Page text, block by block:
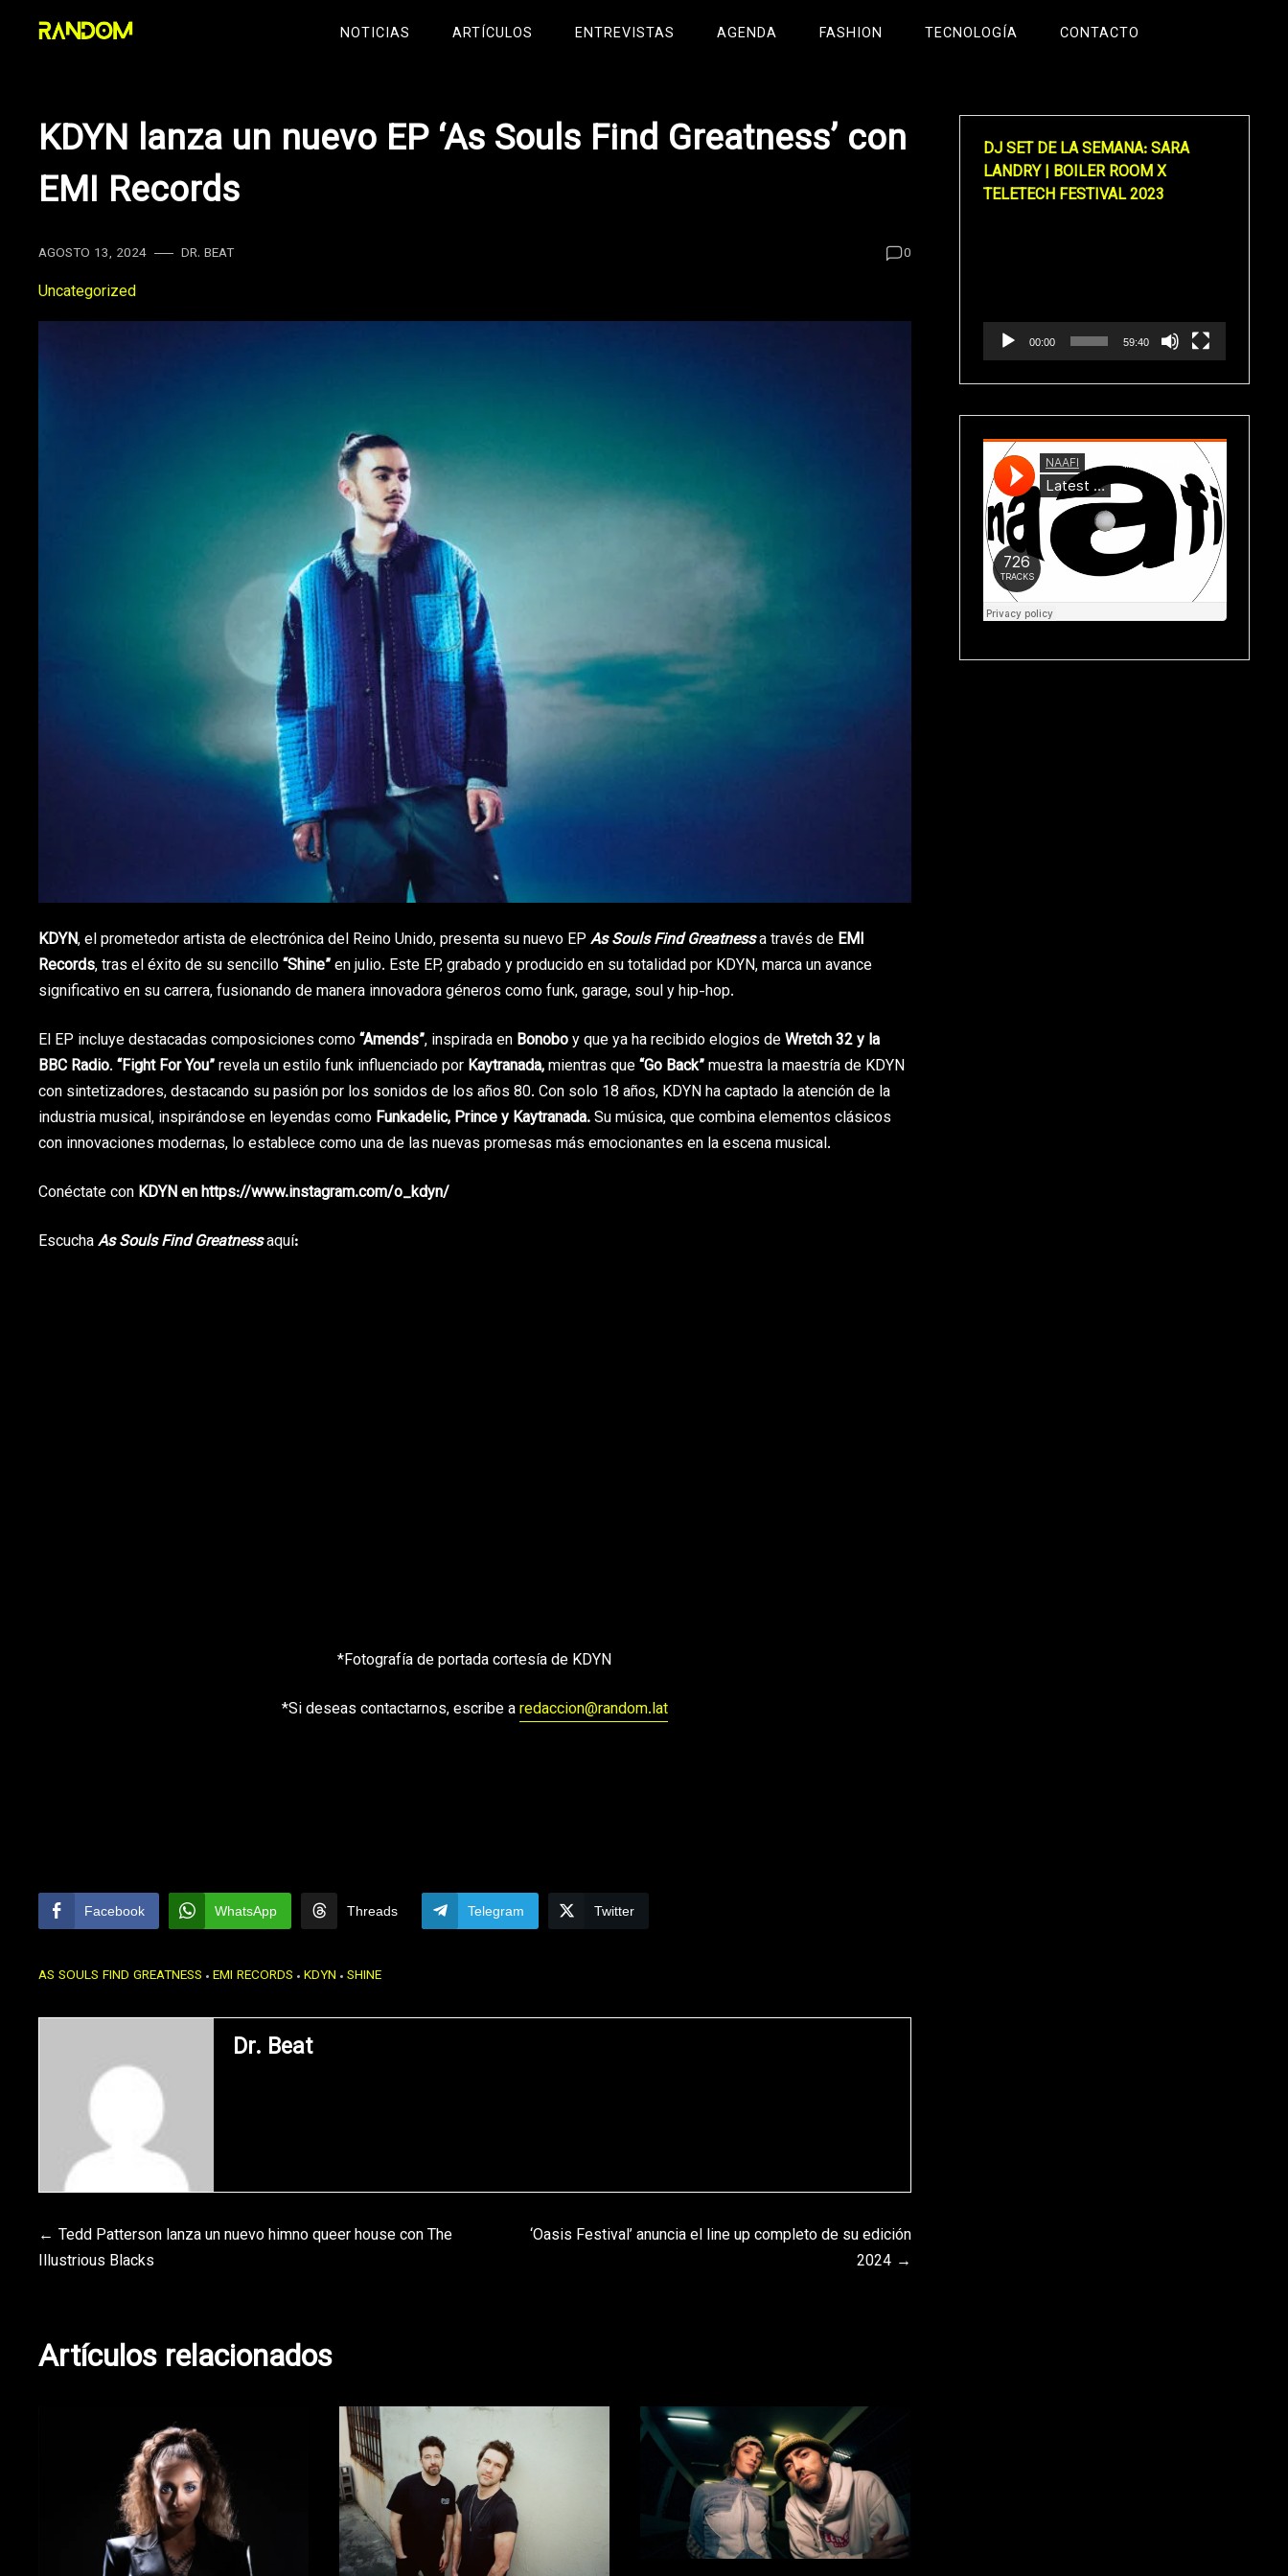
NOTICIAS ARTÍCULOS ENTREVISTAS AGENDA FASHION TECNOLOGÍA CONTACTO
KDYN lanza un nuevo EP ‘As Souls Find Greatness’ con
EMI Records
AGOSTO 13, 2024 DR. BEAT 0
Uncategorized
KDYN, el prometedor artista de electrónica del Reino Unido, presenta su nuevo EP As Souls Find Greatnessa través de EMI
Records, tras el éxito de su sencillo“Shine”en julio. Este EP, grabado y producido en su totalidad por KDYN, marca un avance
significativo en su carrera, fusionando de manera innovadora géneros como funk, garage, soul y hip-hop.
El EP incluye destacadas composiciones como“Amends”, inspirada en Bonoboy que ya ha recibido elogios deWretch 32 y la
BBC Radio. “Fight For You”revela un estilo funk influenciado por Kaytranada,mientras que“Go Back”muestra la maestría de KDYN
con sintetizadores, destacando su pasión por los sonidos de los años 80. Con solo 18 años, KDYN ha captado la atención de la
industria musical, inspirándose en leyendas como Funkadelic, Prince y Kaytranada.Su música, que combina elementos clásicos
con innovaciones modernas, lo establece como una de las nuevas promesas más emocionantes en la escena musical.
Conéctate con KDYN en https://www.instagram.com/o_kdyn/
EscuchaAs Souls Find Greatnessaquí:
*Fotografía de portada cortesía de KDYN
*Si deseas contactarnos, escribe aredaccion@random.lat
Facebook WhatsApp Threads Telegram Twitter
AS SOULS FIND GREATNESS EMI RECORDS KDYN SHINE
Dr. Beat
Navegación
entradas
Tedd Patterson lanza un nuevo himno queer house con The
Illustrious Blacks
‘Oasis Festival’ anuncia el line up completo de su edición
2024
Artículos relacionados
DJ SET DE LA SEMANA: SARA
LANDRY | BOILER ROOM X
TELETECH FESTIVAL 2023
00:00 59:40